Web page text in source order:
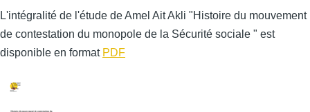
L'intégralité de l'étude de Amel Ait Akli "Histoire du mouvement
de contestation du monopole de la Sécurité sociale " est
disponible en format PDF